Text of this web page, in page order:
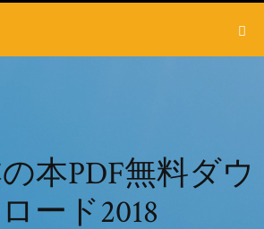
本PDF無料ダウ
ード2018